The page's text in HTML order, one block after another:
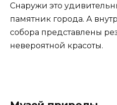
Снаружи это
памятник города. А
собора представлены
невероятной красоты.